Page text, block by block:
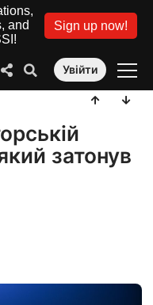
and
Sign up now!
Увійти
затонув